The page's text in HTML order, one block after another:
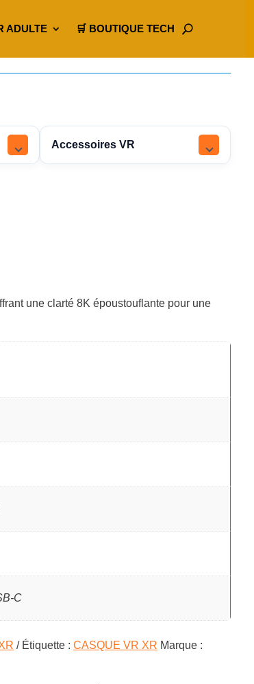
ADULTE 🛒 BOUTIQUE TECH
Accessoires VR
une clarté 8K époustouflante pour une
C
Étiquette : CASQUE VR XR Marque :